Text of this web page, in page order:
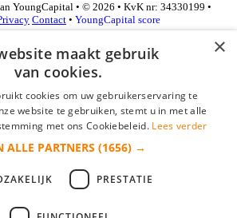
YoungCapital • © 2026 • KvK nr: 34330199 •
Contact • YoungCapital score
×
maakt gebruik
van cookies.
cookies om uw gebruikerservaring te
website te gebruiken, stemt u in met alle
met ons Cookiebeleid. Lees verder
ALLE PARTNERS (1656) →
PRESTATIE